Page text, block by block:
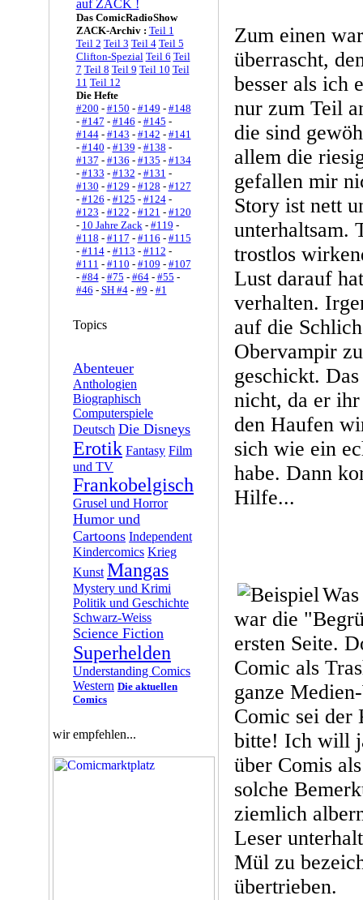
Das ComicRadioShow
ZACK-Archiv : Teil 1
Teil 2 Teil 3 Teil 4 Teil 5
Clifton-Spezial Teil 6 Teil
7 Teil 8 Teil 9 Teil 10 Teil
11 Teil 12
Die Hefte
#200 - #150 - #149 - #148
- #147 - #146 - #145 -
#144- #143 - #142 - #141
- #140 - #139 - #138 -
#137 - #136 - #135 - #134
- #133 - #132 - #131 -
#130 - #129 - #128 - #127
- #126 - #125 - #124-
#123 - #122 - #121 - #120
- 10 Jahre Zack- #119 -
#118 - #117 - #116 - #115
- #114- #113 - #112 -
#111 - #110 - #109 - #107
- #84- #75 - #64- #55 -
#46 - SH #4- #9 - #1
Topics
Abenteuer
Anthologien
Biographisch
Computerspiele
Deutsch Die Disneys
Erotik Fantasy Film
und TV
Frankobelgisch
Grusel und Horror
Humor und
Cartoons Independent
Kindercomics Krieg
Kunst Mangas
Mystery und Krimi
Politik und Geschichte
Schwarz-Weiss
Science Fiction
Superhelden
Understanding Comics
Western Die aktuellen
Comics
wir empfehlen...
Zum einen
überrascht,
besser als ich
nur zum Teil
die sind
allem die
gefallen mir
Story ist nett
unterhaltsam.
trostlos
Lust darauf
verhalten.
auf die
Obervampir
geschickt.
nicht, da er
den Haufen
sich wie ein
habe. Dann
Hilfe...
war die
ersten Seite.
Comic als
ganze
Comic sei der
bitte! Ich will
über Comis
solche
ziemlich
Leser
Mül zu
übertrieben.